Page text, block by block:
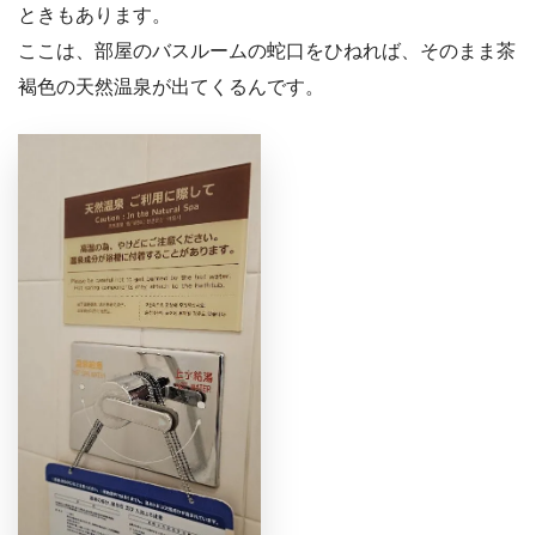
ときもあります。
ここは、部屋のバスルームの蛇口をひねれば、そのまま茶
褐色の天然温泉が出てくるんです。